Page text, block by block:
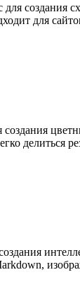
создания
для
делиться